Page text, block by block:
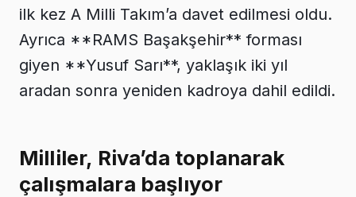
ilk kez A Milli Takım’a davet edilmesi oldu.
Ayrıca **RAMS Başakşehir** forması
giyen **Yusuf Sarı**, yaklaşık iki yıl
aradan sonra yeniden kadroya dahil edildi.
Milliler, Riva’da toplanarak
çalışmalara başlıyor